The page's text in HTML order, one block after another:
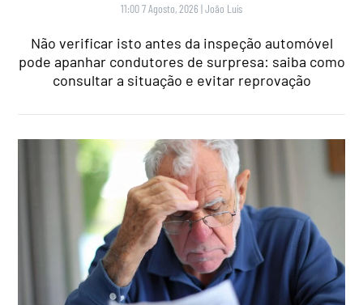
11:00 7 Agosto, 2026 |João Luís
Não verificar isto antes da inspeção automóvel
pode apanhar condutores de surpresa: saiba como
consultar a situação e evitar reprovação